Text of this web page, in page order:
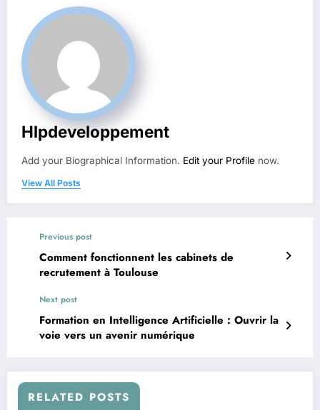
Hlpdeveloppement
Add your Biographical Information. Edit your Profile now.
View All Posts
Previous post
Comment fonctionnent les cabinets de
recrutement à Toulouse
Next post
Formation en Intelligence Artificielle : Ouvrir la
voie vers un avenir numérique
RELATED POSTS